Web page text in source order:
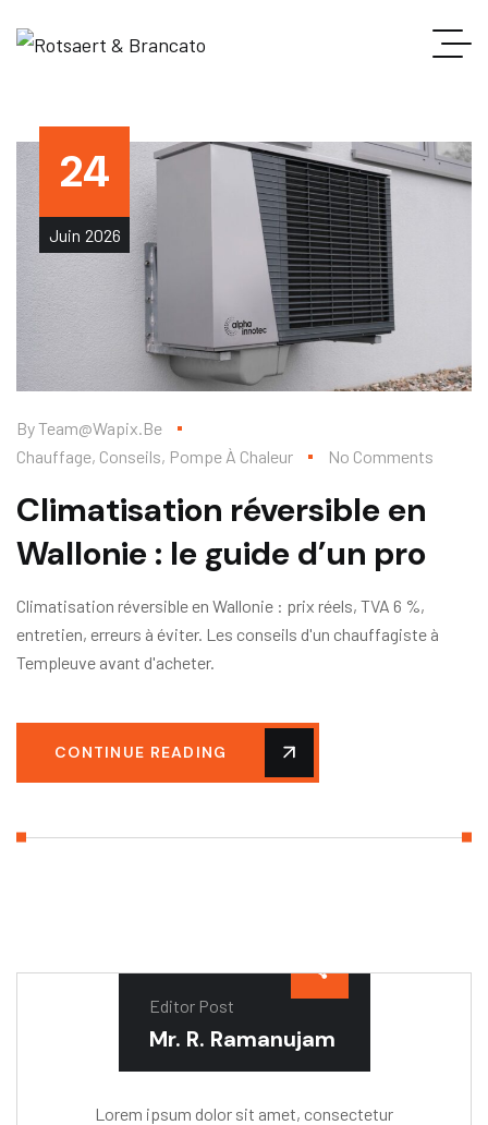
24
Juin 2026
ByTeam@wapix.be
Chauffage, Conseils, Pompe À Chaleur No Comments
Climatisation réversible en
Wallonie : le guide d’un pro
Climatisation réversible en Wallonie : prix réels, TVA 6 %,
entretien, erreurs à éviter. Les conseils d'un chauffagiste à
Templeuve avant d'acheter.
CONTINUE READING
Editor Post
Mr. R. Ramanujam
Lorem ipsum dolor sit amet, consectetur